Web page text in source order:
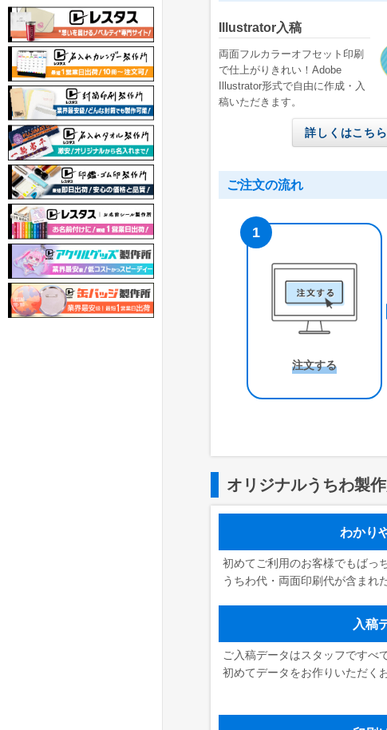
Illustrator入稿
両面フルカラーオフセット印刷
で仕上がりきれい！Adobe
Illustrator形式で自由に作成・入
稿いただきます。
詳しくはこちら
ご注文の流れ
注文する
オリジナルうちわ製
わかり
初めてご利用のお客様でもばっ
うちわ代・両面印刷代が含まれ
入稿
ご入稿データはスタッフですべ
初めてデータをお作りいただく